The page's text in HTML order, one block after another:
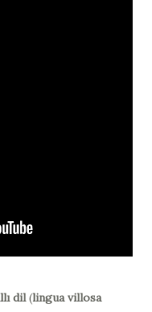
dil(lingua villosa